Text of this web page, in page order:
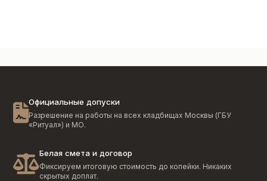
Официальные допуски
Разрешение на работы на всех кладбищах Москвы (ГБУ
«Ритуал») и МО.
Белая смета и договор
Фиксируем итоговую стоимость до копейки. Никаких
скрытых доплат.